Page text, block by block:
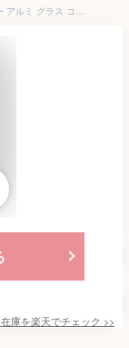
タンブラー 540ml アルミニウム （ アルミタンブラー アルミ グラス コップ ビアグラス キャラクター スヌーピー PEANUT レモンサワー ハイボール ビール 軽い 丈夫 サステナブル エコ キャンプ スタッキング キャラ ）【39ショップ】
庫を楽天でチェック >>